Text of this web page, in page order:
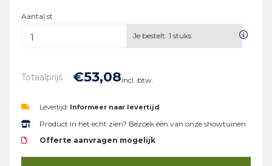
Aantal st
Je bestelt: 1 stuks
Totaalprijs €53,08incl. btw.
Levertijd: Informeer naar levertijd
Product in het echt zien? Bezoek één van onze showtuinen
Offerte aanvragen mogelijk